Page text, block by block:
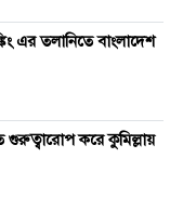
এর তলানিতে বাংলাদেশ
গুরুত্বারোপ করে কুমিল্লায়